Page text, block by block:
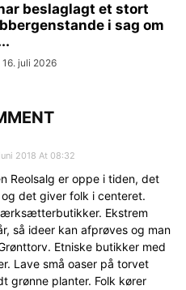
beslaglagt et stort
i sag om
16. juli 2026
2018 At 08:32
Reolsalg er oppe i tiden, det
det giver folk i centeret.
Ekstrem
så ideer kan afprøves og man
Etniske butikker med
Lave små oaser på torvet
grønne planter. Folk kører